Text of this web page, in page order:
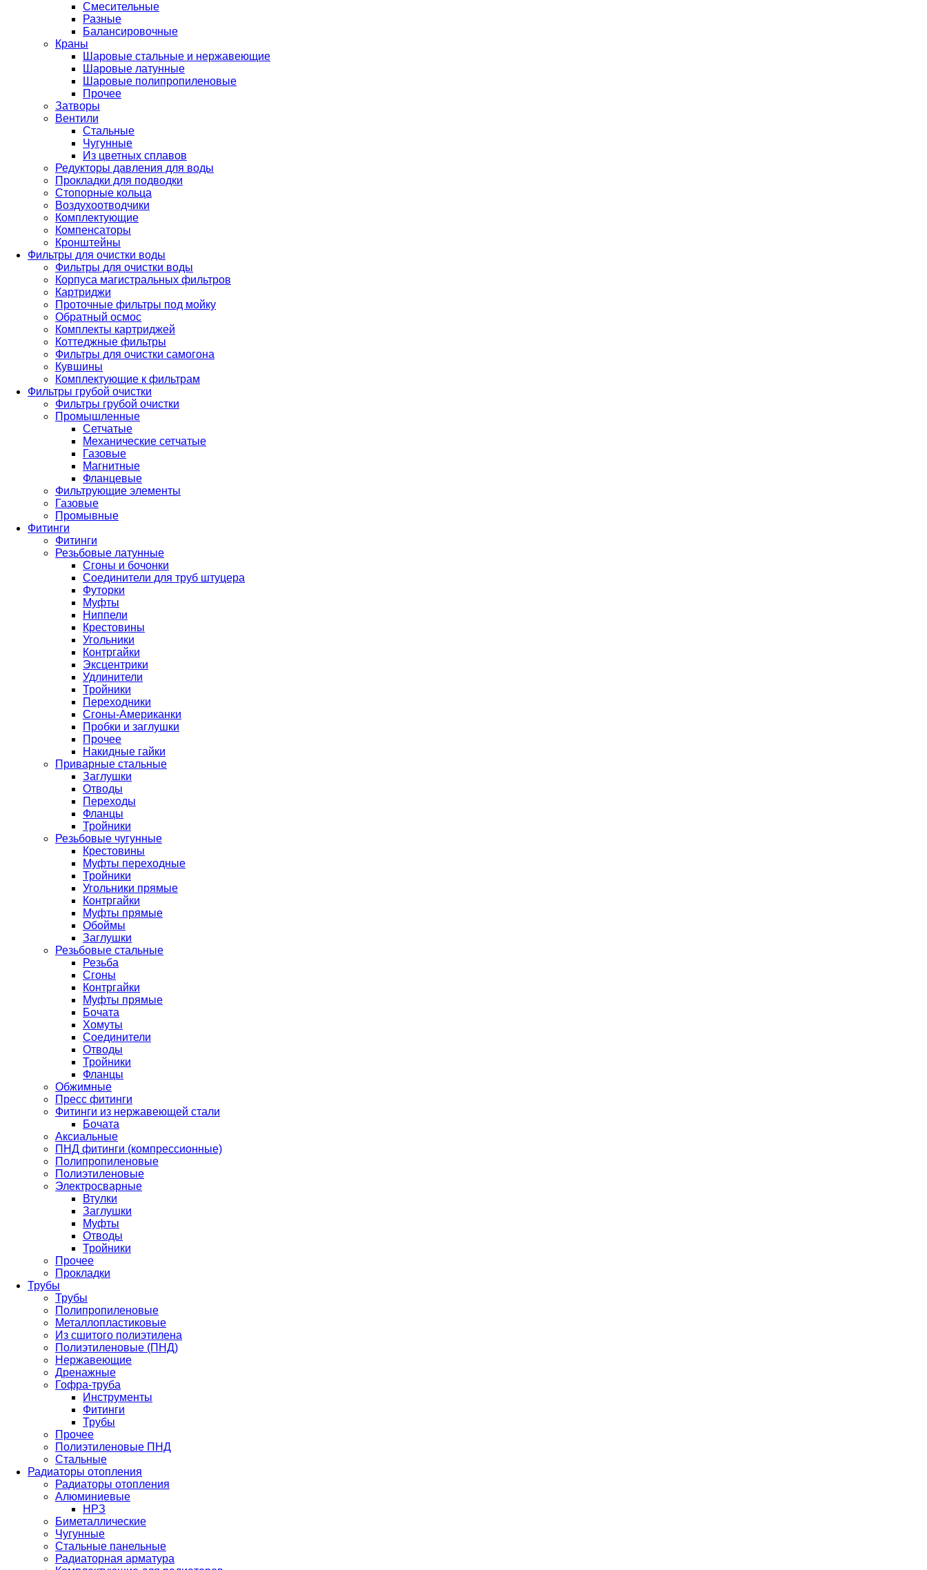
Смесительные
Разные
Балансировочные
Краны
Шаровые стальные и нержавеющие
Шаровые латунные
Шаровые полипропиленовые
Прочее
Затворы
Вентили
Стальные
Чугунные
Из цветных сплавов
Редукторы давления для воды
Прокладки для подводки
Стопорные кольца
Воздухоотводчики
Комплектующие
Компенсаторы
Кронштейны
Фильтры для очистки воды
Фильтры для очистки воды
Корпуса магистральных фильтров
Картриджи
Проточные фильтры под мойку
Обратный осмос
Комплекты картриджей
Коттеджные фильтры
Фильтры для очистки самогона
Кувшины
Комплектующие к фильтрам
Фильтры грубой очистки
Фильтры грубой очистки
Промышленные
Сетчатые
Механические сетчатые
Газовые
Магнитные
Фланцевые
Фильтрующие элементы
Газовые
Промывные
Фитинги
Фитинги
Резьбовые латунные
Сгоны и бочонки
Соединители для труб штуцера
Футорки
Муфты
Ниппели
Крестовины
Угольники
Контргайки
Эксцентрики
Удлинители
Тройники
Переходники
Сгоны-Американки
Пробки и заглушки
Прочее
Накидные гайки
Приварные стальные
Заглушки
Отводы
Переходы
Фланцы
Тройники
Резьбовые чугунные
Крестовины
Муфты переходные
Тройники
Угольники прямые
Контргайки
Муфты прямые
Обоймы
Заглушки
Резьбовые стальные
Резьба
Сгоны
Контргайки
Муфты прямые
Бочата
Хомуты
Соединители
Отводы
Тройники
Фланцы
Обжимные
Пресс фитинги
Фитинги из нержавеющей стали
Бочата
Аксиальные
ПНД фитинги (компрессионные)
Полипропиленовые
Полиэтиленовые
Электросварные
Втулки
Заглушки
Муфты
Отводы
Тройники
Прочее
Прокладки
Трубы
Трубы
Полипропиленовые
Металлопластиковые
Из сшитого полиэтилена
Полиэтиленовые (ПНД)
Нержавеющие
Дренажные
Гофра-труба
Инструменты
Фитинги
Трубы
Прочее
Полиэтиленовые ПНД
Стальные
Радиаторы отопления
Радиаторы отопления
Алюминиевые
НРЗ
Биметаллические
Чугунные
Стальные панельные
Радиаторная арматура